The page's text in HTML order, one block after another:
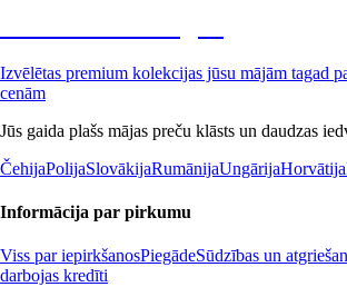
Izvēlētas premium kolekcijas jūsu mājām tagad
cenām
Jūs gaida plašs mājas preču klāsts un daudzas
ČehijaPolijaSlovākijaRumānijaUngārijaHorvātija
Informācija par pirkumu
Viss par iepirkšanosPiegādeSūdzības un
darbojas kredīti